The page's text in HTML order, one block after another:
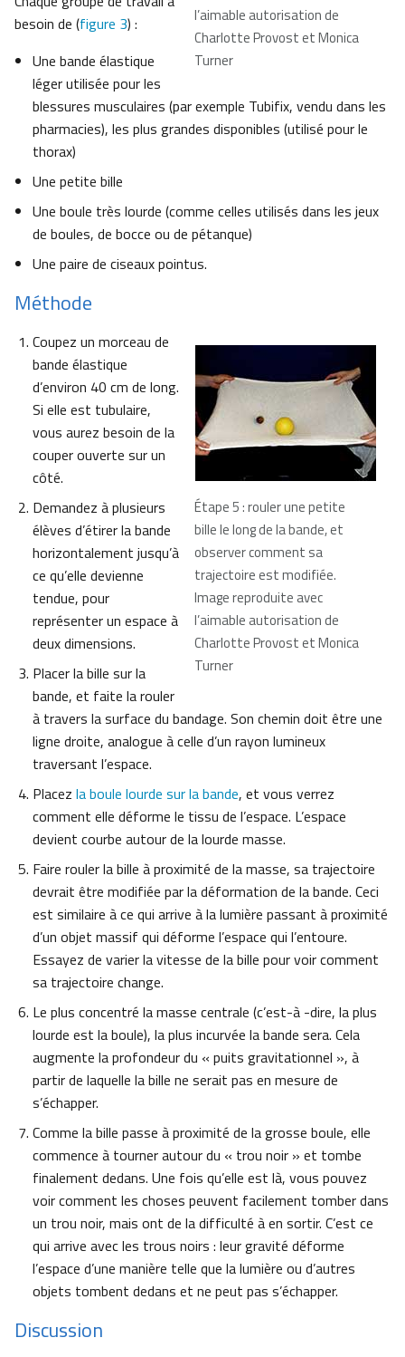
l’aimable autorisation de
Charlotte Provost et Monica
Turner
besoin de (figure 3) :
Une bande élastique
léger utilisée pour les
blessures musculaires (par exemple Tubifix, vendu dans les
pharmacies), les plus grandes disponibles (utilisé pour le
thorax)
Une petite bille
Une boule très lourde (comme celles utilisés dans les jeux
de boules, de bocce ou de pétanque)
Une paire de ciseaux pointus.
Méthode
Étape 5 : rouler une petite
bille le long de la bande, et
observer comment sa
trajectoire est modifiée.
Image reproduite avec
l’aimable autorisation de
Charlotte Provost et Monica
Turner
Coupez un morceau de
bande élastique
d’environ 40 cm de long.
Si elle est tubulaire,
vous aurez besoin de la
couper ouverte sur un
côté.
Demandez à plusieurs
élèves d’étirer la bande
horizontalement jusqu’à
ce qu’elle devienne
tendue, pour
représenter un espace à
deux dimensions.
Placer la bille sur la
bande, et faite la rouler
à travers la surface du bandage. Son chemin doit être une
ligne droite, analogue à celle d’un rayon lumineux
traversant l’espace.
Placez la boule lourde sur la bande, et vous verrez
comment elle déforme le tissu de l’espace. L’espace
devient courbe autour de la lourde masse.
Faire rouler la bille à proximité de la masse, sa trajectoire
devrait être modifiée par la déformation de la bande. Ceci
est similaire à ce qui arrive à la lumière passant à proximité
d’un objet massif qui déforme l’espace qui l’entoure.
Essayez de varier la vitesse de la bille pour voir comment
sa trajectoire change.
Le plus concentré la masse centrale (c’est-à -dire, la plus
lourde est la boule), la plus incurvée la bande sera. Cela
augmente la profondeur du « puits gravitationnel », à
partir de laquelle la bille ne serait pas en mesure de
s’échapper.
Comme la bille passe à proximité de la grosse boule, elle
commence à tourner autour du « trou noir » et tombe
finalement dedans. Une fois qu’elle est là, vous pouvez
voir comment les choses peuvent facilement tomber dans
un trou noir, mais ont de la difficulté à en sortir. C’est ce
qui arrive avec les trous noirs : leur gravité déforme
l’espace d’une manière telle que la lumière ou d’autres
objets tombent dedans et ne peut pas s’échapper.
Discussion